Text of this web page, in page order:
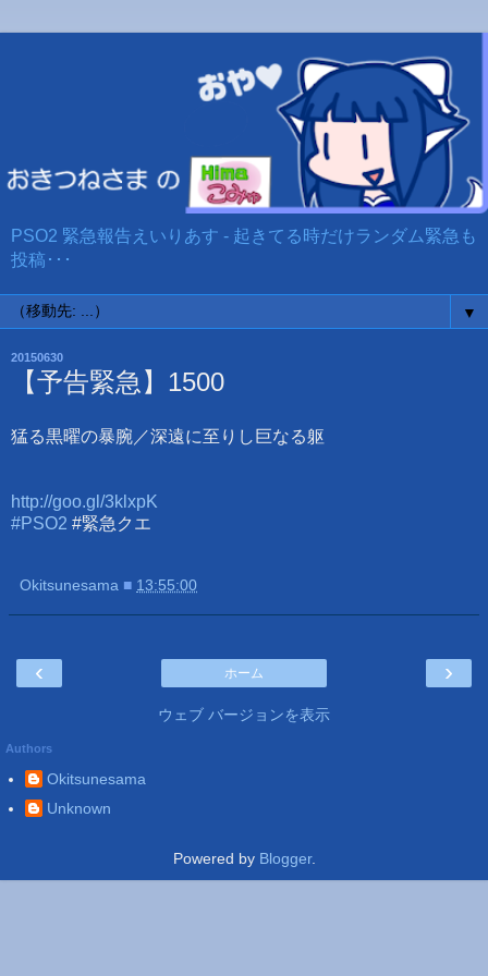
PSO2 緊急報告えいりあす - 起きてる時だけランダム緊急も
投稿･･･
▼
20150630
【予告緊急】1500
猛る黒曜の暴腕／深遠に至りし巨なる躯
http://goo.gl/3klxpK
#PSO2 #緊急クエ
Okitsunesama ■ 13:55:00
‹ ›
ホーム
ウェブ バージョンを表示
Authors
Okitsunesama
Unknown
Powered by Blogger.